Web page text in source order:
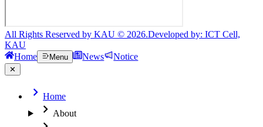
All Rights Reserved by KAU © 2026.Developed by: ICT Cell,
KAU
Home
Menu News Notice
✕
Home
About